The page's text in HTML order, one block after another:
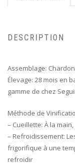
DESCRIPTION
Assemblage:
Élevage: 28 mois en
gamme de chez
Méthode de
– Cueillette: À la
– Refroidissement:
frigorifique à une
refroidir